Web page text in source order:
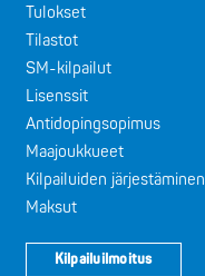
Tulokset
Tilastot
SM-kilpailut
Lisenssit
Antidopingsopimus
Maajoukkueet
Kilpailuiden järjestäminen
Maksut
Kilpailuilmoitus